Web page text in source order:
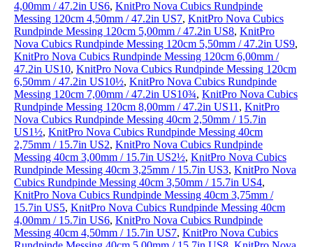
4,00mm / 47.2in US6, KnitPro Nova Cubics Rundpinde
Messing 120cm 4,50mm / 47.2in US7, KnitPro Nova Cubics
Rundpinde Messing 120cm 5,00mm / 47.2in US8, KnitPro
Nova Cubics Rundpinde Messing 120cm 5,50mm / 47.2in US9,
KnitPro Nova Cubics Rundpinde Messing 120cm 6,00mm /
47.2in US10, KnitPro Nova Cubics Rundpinde Messing 120cm
6,50mm / 47.2in US10½, KnitPro Nova Cubics Rundpinde
Messing 120cm 7,00mm / 47.2in US10¾, KnitPro Nova Cubics
Rundpinde Messing 120cm 8,00mm / 47.2in US11 , KnitPro
Nova Cubics Rundpinde Messing 40cm 2,50mm / 15.7in
US1½, KnitPro Nova Cubics Rundpinde Messing 40cm
2,75mm / 15.7in US2, KnitPro Nova Cubics Rundpinde
Messing 40cm 3,00mm / 15.7in US2½, KnitPro Nova Cubics
Rundpinde Messing 40cm 3,25mm / 15.7in US3, KnitPro Nova
Cubics Rundpinde Messing 40cm 3,50mm / 15.7in US4,
KnitPro Nova Cubics Rundpinde Messing 40cm 3,75mm /
15.7in US5, KnitPro Nova Cubics Rundpinde Messing 40cm
4,00mm / 15.7in US6, KnitPro Nova Cubics Rundpinde
Messing 40cm 4,50mm / 15.7in US7, KnitPro Nova Cubics